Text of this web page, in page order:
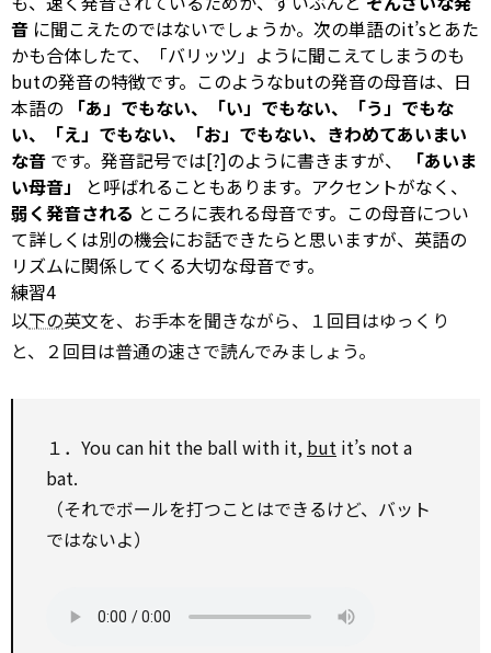
音 に聞こえたのではないでしょうか。次の単語のit’sとあた
かも合体したて、「バリッツ」ように聞こえてしまうのも
butの発音の特徴です。このようなbutの発音の母音は、日
本語の
「あ」でもない、「い」でもない、「う」でもな
い、「え」でもない、「お」でもない、きわめてあいまい
な音 です。発音記号では[?]のように書きますが、
「あいま
い母音」
と呼ばれることもあります。アクセントがなく、
弱く発音される ところに表れる母音です。この母音につい
て詳しくは別の機会にお話できたらと思いますが、英語の
リズムに関係してくる大切な母音です。
練習4
以下の英文を、お手本を聞きながら、１回目はゆっくり
と、２回目は普通の速さで読んでみましょう。
１．You can hit the ball with it, but it’s not a
bat.
（それでボールを打つことはできるけど、バット
ではないよ）